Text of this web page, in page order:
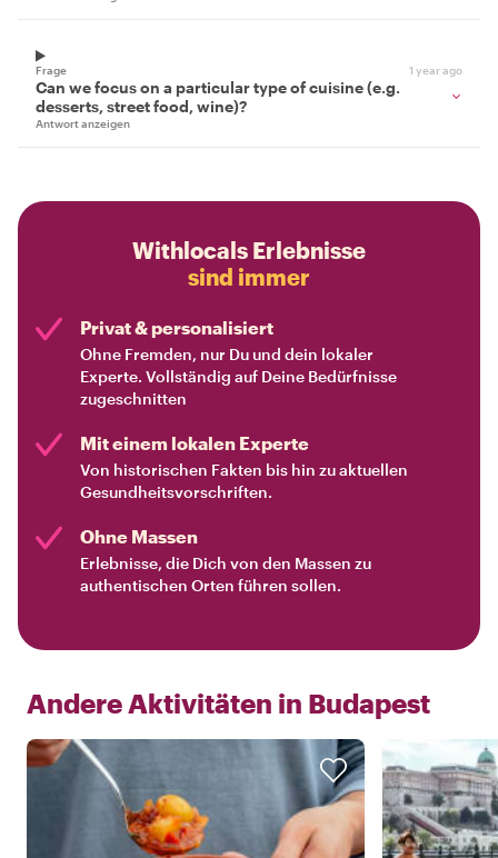
Frage 1 year ago
Can we focus on a particular type of cuisine (e.g.
desserts, street food, wine)?
Antwort anzeigen
Withlocals Erlebnisse
sind immer
Privat & personalisiert
Ohne Fremden, nur Du und dein lokaler
Experte. Vollständig auf Deine Bedürfnisse
zugeschnitten
Mit einem lokalen Experte
Von historischen Fakten bis hin zu aktuellen
Gesundheitsvorschriften.
Ohne Massen
Erlebnisse, die Dich von den Massen zu
authentischen Orten führen sollen.
Andere Aktivitäten in Budapest